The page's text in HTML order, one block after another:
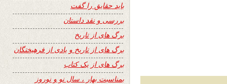
باید حقایق را گفت
بررسی و نقد داستان
برگ های از تاریخ
برگ های از تاریخ و یادی از فرهیختگان
برگ های از یک کتاب
بمناسبت بهار ، سال نو و نوروز